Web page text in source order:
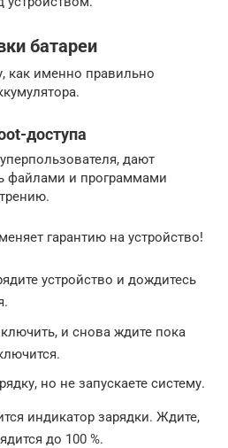
батареи
как именно правильно
доступа
дают
файлами и программами
гарантию на устройство!
устройство и дождитесь
и снова ждите пока
но не запускаете систему.
индикатор зарядки. Ждите,
до 100 %.